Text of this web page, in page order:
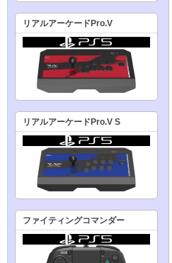
リアルアーケードPro.V
リアルアーケードPro.V S
ファイティングコマンダー